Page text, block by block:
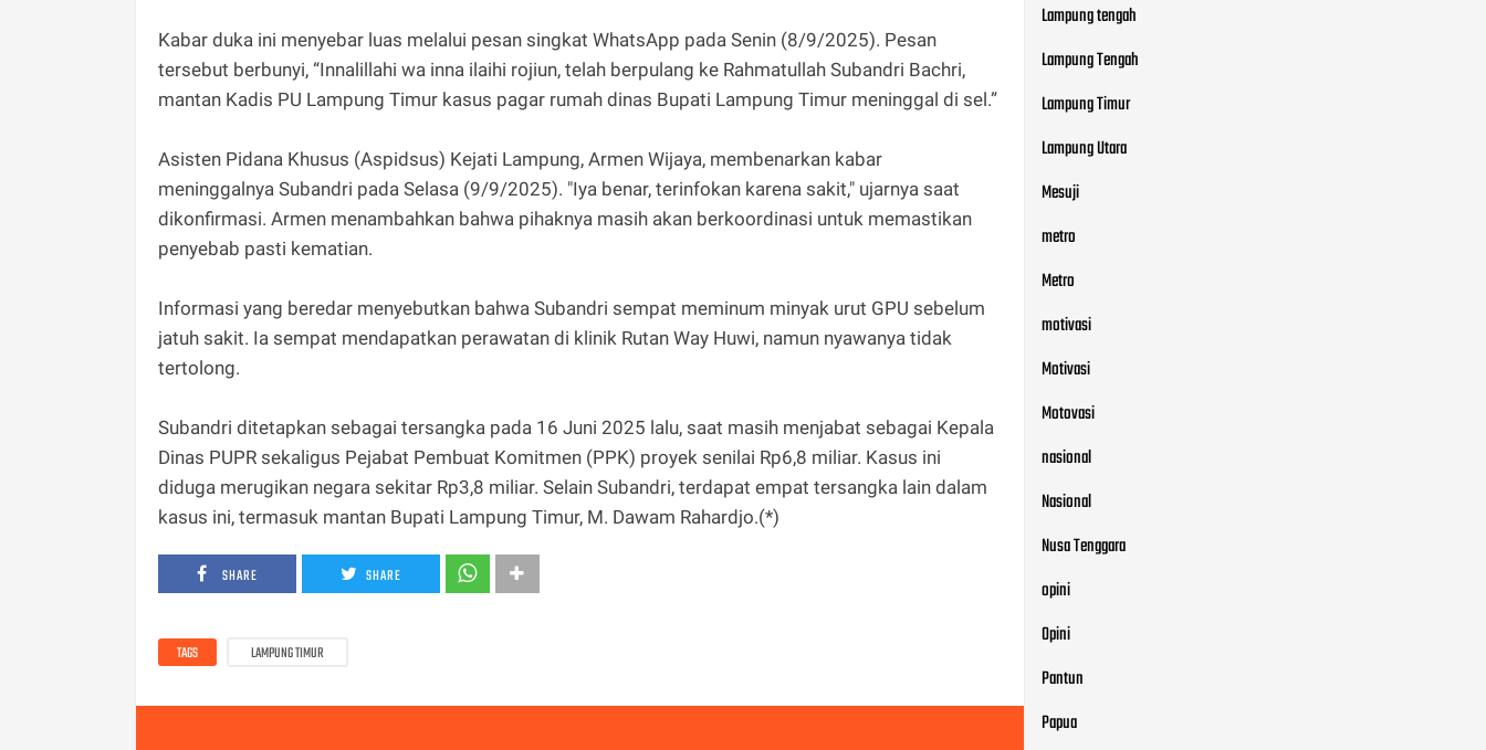
Kabar duka ini menyebar luas melalui pesan singkat WhatsApp pada Senin (8/9/2025). Pesan
tersebut berbunyi, “Innalillahi wa inna ilaihi rojiun, telah berpulang ke Rahmatullah Subandri Bachri,
mantan Kadis PU Lampung Timur kasus pagar rumah dinas Bupati Lampung Timur meninggal di sel.”
Asisten Pidana Khusus (Aspidsus) Kejati Lampung, Armen Wijaya, membenarkan kabar
meninggalnya Subandri pada Selasa (9/9/2025). "Iya benar, terinfokan karena sakit," ujarnya saat
dikonfirmasi. Armen menambahkan bahwa pihaknya masih akan berkoordinasi untuk memastikan
penyebab pasti kematian.
Informasi yang beredar menyebutkan bahwa Subandri sempat meminum minyak urut GPU sebelum
jatuh sakit. Ia sempat mendapatkan perawatan di klinik Rutan Way Huwi, namun nyawanya tidak
tertolong.
Subandri ditetapkan sebagai tersangka pada 16 Juni 2025 lalu, saat masih menjabat sebagai Kepala
Dinas PUPR sekaligus Pejabat Pembuat Komitmen (PPK) proyek senilai Rp6,8 miliar. Kasus ini
diduga merugikan negara sekitar Rp3,8 miliar. Selain Subandri, terdapat empat tersangka lain dalam
kasus ini, termasuk mantan Bupati Lampung Timur, M. Dawam Rahardjo.(*)
SHARE SHARE
TAGS LAMPUNG TIMUR
Lampung tengah
Lampung Tengah
Lampung Timur
Lampung Utara
Mesuji
metro
Metro
motivasi
Motivasi
Motovasi
nasional
Nasional
Nusa Tenggara
opini
Opini
Pantun
Papua